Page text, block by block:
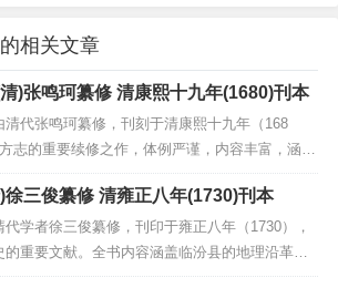
相关文章
续补景州志 四卷 (清)张鸣珂纂修 清康熙十九年(1680)刊本
清代张鸣珂纂修，刊刻于清康熙十九年（168
志的重要续修之作，体例严谨，内容丰富，涵盖
俗、田赋等多个方面，具有较高的历史与文献
志的编纂脉络，还补充了诸多新内容，展现了
治、经济、文化面貌，对于研究明...
临汾县志 八卷 (清)徐三俊纂修 清雍正八年(1730)刊本
代学者徐三俊纂修，刊印于雍正八年（1730），
的重要文献。全书内容涵盖临汾县的地理沿革、
济物产、文化教育及人物传记等方面，体例完